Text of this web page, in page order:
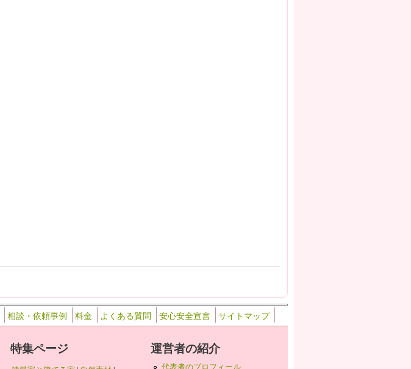
相談・依頼事例 料金 よくある質問 安心安全宣言 サイトマップ
特集ページ 運営者の紹介
代表者のプロフィール